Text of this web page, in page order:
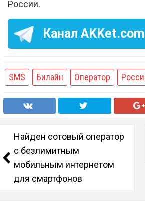
России.
Канал AKKet.com
SMS Билайн Оператор
Найден сотовый оператор
с безлимитным
мобильным интернетом
для смартфонов